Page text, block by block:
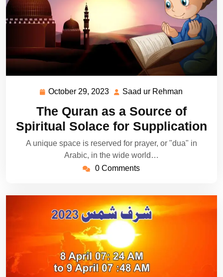
October 29, 2023 October
2023
Saad ur Rehman
Rehman
The Quran as a Source of
Spiritual Solace for Supplication
A unique space is reserved for prayer, or "dua" in
Arabic, in the wide world…
0 Comments